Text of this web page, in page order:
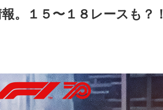
。１５〜１８レースも？！